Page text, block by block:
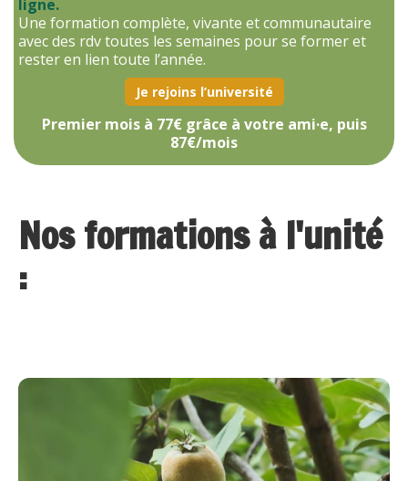
ligne.
Une formation complète, vivante et communautaire
avec des rdv toutes les semaines pour se former et
rester en lien toute l’année.
Je rejoins l’université
Premier mois à 77€ grâce à votre ami·e, puis
87€/mois
Nos formations à l'unité
: